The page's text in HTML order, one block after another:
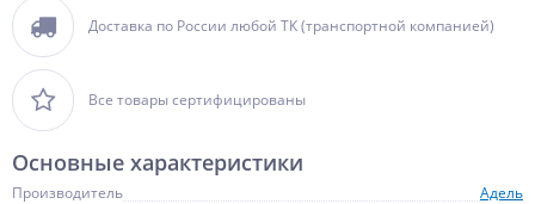
Доставка по России любой ТК (транспортной компанией)
Все товары сертифицированы
Основные характеристики
Производитель
Адель